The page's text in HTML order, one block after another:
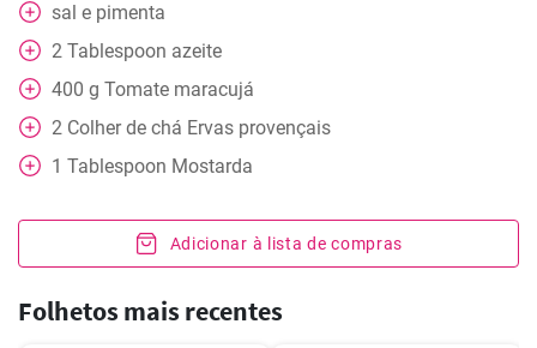
sal e pimenta
2 Tablespoon azeite
400 g Tomate maracujá
2 Colher de chá Ervas provençais
1 Tablespoon Mostarda
Adicionar à lista de compras
Folhetos mais recentes